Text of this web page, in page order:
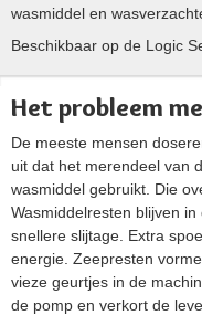
wasmiddel en
Beschikbaar op de Logic
Het probleem
De meeste mensen
uit dat het merendeel van
wasmiddel gebruikt. Die
Wasmiddelresten blijven
snellere slijtage. Extra
energie. Zeepresten
vieze geurtjes in de
de pomp en verkort de